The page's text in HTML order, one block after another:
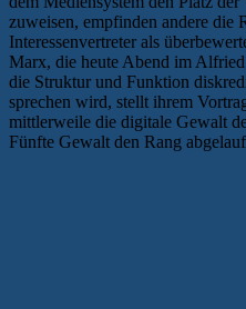
zuweisen, empfinden andere die
Interessenvertreter als
Marx, die heute Abend im
die Struktur und Funktion
sprechen wird, stellt ihrem
mittlerweile die digitale Gewalt
Fünfte Gewalt den Rang